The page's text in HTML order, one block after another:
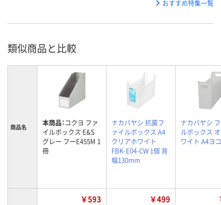
おすすめ特集一覧
類似商品と比較
商品名 本商品：コクヨ ファ
イルボックス E&S
グレー フーE455M 1
冊
ナカバヤシ 抗菌フ
ァイルボックス A4
クリアホワイト
FBK-E04-CW 1個 背
幅130mm
ナカバヤシ
ルボックス
ワイト A4ヨコ
￥593 ￥499